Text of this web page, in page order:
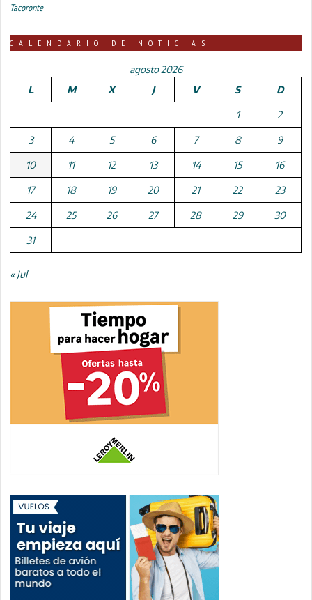
Tacoronte
CALENDARIO DE NOTICIAS
agosto 2026
L
M X J V S D
1 2
3 4 5 6 7 8 9
10 11 12 13 14 15 16
17 18 19 20 21 22 23
24 25 26 27 28 29 30
31
« Jul